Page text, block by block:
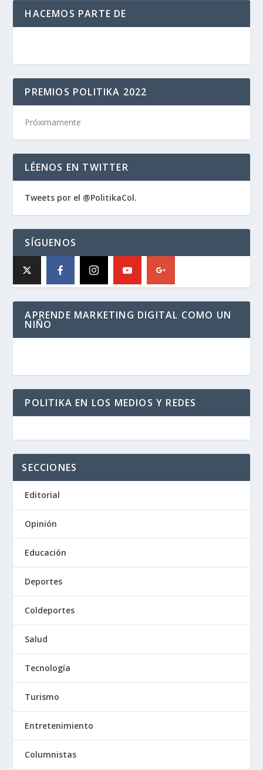
HACEMOS PARTE DE
PREMIOS POLITIKA 2022
Próximamente
LÉENOS EN TWITTER
Tweets por el @PolitikaCol.
SÍGUENOS
APRENDE MARKETING DIGITAL COMO UN
NIÑO
POLITIKA EN LOS MEDIOS Y REDES
SECCIONES
Editorial
Opinión
Educación
Deportes
Coldeportes
Salud
Tecnología
Turismo
Entretenimiento
Columnistas